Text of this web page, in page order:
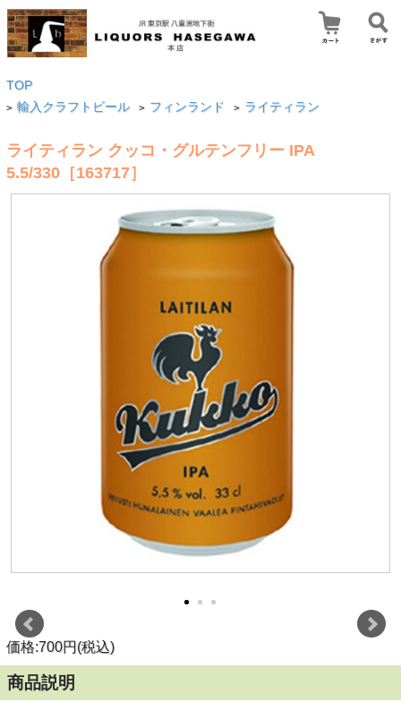
TOP
> 輸入クラフトビール > フィンランド > ライティラン
ライティラン クッコ・グルテンフリー IPA
5.5/330［163717］
価格:700円(税込)
商品説明